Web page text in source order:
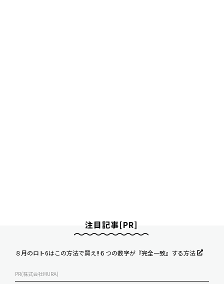
注目記事[PR]
８月のロト6はこの方法で買え!!６つの数字が『完全一致』する方法
PR(株式会社MURA)